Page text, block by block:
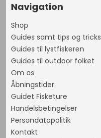
Navigation
Shop
Guides samt tips og tricks
Guides til lystfiskeren
Guides til outdoor folket
Om os
Åbningstider
Guidet Fisketure
Handelsbetingelser
Persondatapolitik
Kontakt